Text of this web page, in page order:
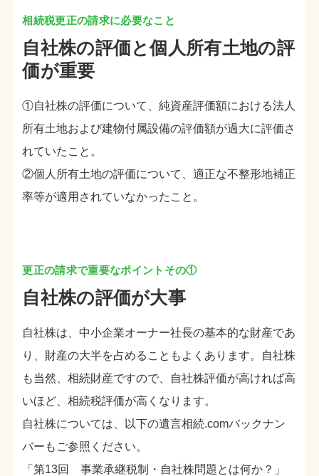
自社株の評価と個人所有土地の評
価が重要
①自社株の評価について、純資産評価額における法人
所有土地および建物付属設備の評価額が過大に評価さ
れていたこと。
②個人所有土地の評価について、適正な不整形地補正
率等が適用されていなかったこと。
自社株の評価が大事
自社株は、中小企業オーナー社長の基本的な財産であ
り、財産の大半を占めることもよくあります。自社株
も当然、相続財産ですので、自社株評価が高ければ高
いほど、相続税評価が高くなります。
自社株については、以下の遺言相続.comバックナン
バーもご参照ください。
「第13回 事業承継税制・自社株問題とは何か？」